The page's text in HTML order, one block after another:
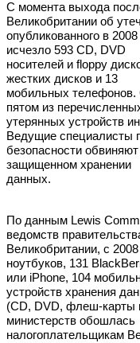
С момента выхода
Великобритании об
опубликованного в
исчезло 593 CD, DVD
носителей и floppy
жестких дисков и 13
мобильных телефонов.
пятом из
утерянных устройств
Ведущие специалисты
безопасности
защищенном хранении
данных.
По данным Lewis
ведомств
Великобритании, с
ноутбуков, 131
или iPhone, 104
устройств хранения
(CD, DVD, флеш-карты
министерств обошлась
налогоплательщикам